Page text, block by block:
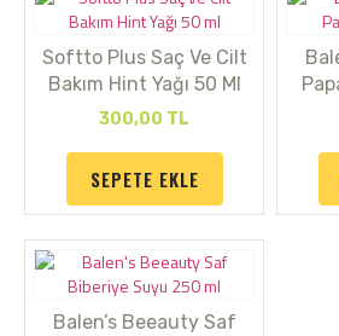
Softto Plus Saç Ve Cilt
Bakım Hint Yağı 50 Ml
300,00 TL
SEPETE EKLE
Balen’s Beeauty Saf